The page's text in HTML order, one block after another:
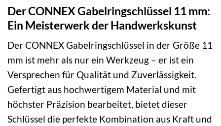
Der CONNEX Gabelringschlüssel 11 mm:
Ein Meisterwerk der Handwerkskunst
Der CONNEX Gabelringschlüssel in der Größe 11
mm ist mehr als nur ein Werkzeug – er ist ein
Versprechen für Qualität und Zuverlässigkeit.
Gefertigt aus hochwertigem Material und mit
höchster Präzision bearbeitet, bietet dieser
Schlüssel die perfekte Kombination aus Kraft und